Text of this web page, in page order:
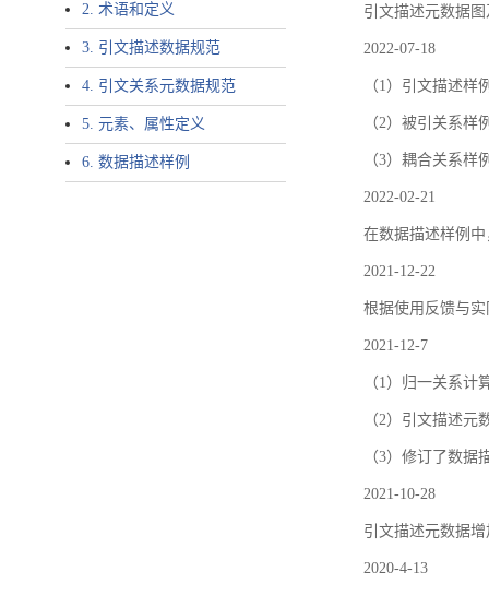
2. 术语和定义
3. 引文描述数据规范
4. 引文关系元数据规范
5. 元素、属性定义
6. 数据描述样例
引文描述元数据
2022-07-18
（1）引文描述样
（2）被引关系
（3）耦合关系
2022-02-21
在数据描述样例
2021-12-22
根据使用反馈与
2021-12-7
（1）归一关系
（2）引文描述元
（3）修订了数据
2021-10-28
引文描述元数据增
2020-4-13